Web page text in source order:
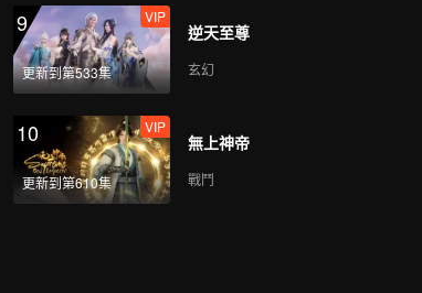
9
更新到第533集
VIP
逆天至尊
玄幻
10
更新到第610集
VIP
無上神帝
戰鬥